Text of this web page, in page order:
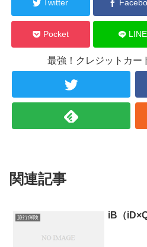
Twitter
Pocket LINE
最強！クレジットカー
関連記事
旅行保険 iB（